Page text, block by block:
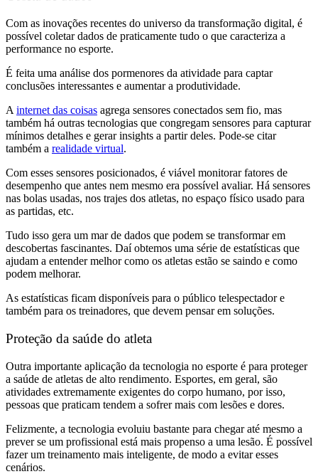
Com as inovações recentes do universo da transformação digital, é
possível coletar dados de praticamente tudo o que caracteriza a
performance no esporte.
É feita uma análise dos pormenores da atividade para captar
conclusões interessantes e aumentar a produtividade.
A internet das coisas agrega sensores conectados sem fio, mas
também há outras tecnologias que congregam sensores para capturar
mínimos detalhes e gerar insights a partir deles. Pode-se citar
também a realidade virtual.
Com esses sensores posicionados, é viável monitorar fatores de
desempenho que antes nem mesmo era possível avaliar. Há sensores
nas bolas usadas, nos trajes dos atletas, no espaço físico usado para
as partidas, etc.
Tudo isso gera um mar de dados que podem se transformar em
descobertas fascinantes. Daí obtemos uma série de estatísticas que
ajudam a entender melhor como os atletas estão se saindo e como
podem melhorar.
As estatísticas ficam disponíveis para o público telespectador e
também para os treinadores, que devem pensar em soluções.
Proteção da saúde do atleta
Outra importante aplicação da tecnologia no esporte é para proteger
a saúde de atletas de alto rendimento. Esportes, em geral, são
atividades extremamente exigentes do corpo humano, por isso,
pessoas que praticam tendem a sofrer mais com lesões e dores.
Felizmente, a tecnologia evoluiu bastante para chegar até mesmo a
prever se um profissional está mais propenso a uma lesão. É possível
fazer um treinamento mais inteligente, de modo a evitar esses
cenários.